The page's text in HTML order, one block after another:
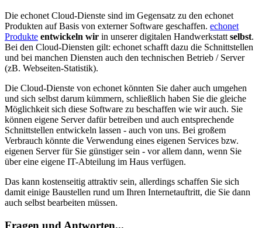
Die echonet Cloud-Dienste sind im Gegensatz zu den echonet
Produkten auf Basis von externer Software geschaffen. echonet
Produkte entwickeln wir in unserer digitalen Handwerkstattselbst.
Bei den Cloud-Diensten gilt: echonet schafft dazu die Schnittstellen
und bei manchen Diensten auch den technischen Betrieb / Server
(zB. Webseiten-Statistik).
Die Cloud-Dienste von echonet könnten Sie daher auch umgehen
und sich selbst darum kümmern, schließlich haben Sie die gleiche
Möglichkeit sich diese Software zu beschaffen wie wir auch. Sie
können eigene Server dafür betreiben und auch entsprechende
Schnittstellen entwickeln lassen - auch von uns. Bei großem
Verbrauch könnte die Verwendung eines eigenen Services bzw.
eigenen Server für Sie günstiger sein - vor allem dann, wenn Sie
über eine eigene IT-Abteilung im Haus verfügen.
Das kann kostenseitig attraktiv sein, allerdings schaffen Sie sich
damit einige Baustellen rund um Ihren Internetauftritt, die Sie dann
auch selbst bearbeiten müssen.
Fragen und Antworten...